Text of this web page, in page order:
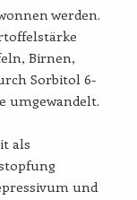
werden.
Birnen,
Sorbitol 6-
umgewandelt.
als
und